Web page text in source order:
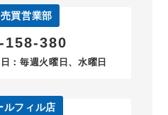
買営業部
158-380
：毎週火曜日、水曜日
ルフィル店